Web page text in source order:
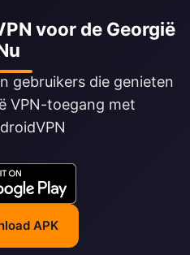
voor de Georgië
gebruikers die genieten
VPN-toegang met
APK